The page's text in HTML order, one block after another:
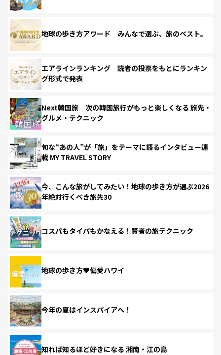
地球の歩き方アワード みんなで選ぶ、旅のベスト。
エアラインランキング 読者の投票をもとにランキン
グ形式で発表
Next韓国旅 次の韓国旅行がもっと楽しくなる 旅先・
グルメ・テクニック
旬な“あの人”が「旅」をテーマに語るインタビュー連
載 MY TRAVEL STORY
今、こんな旅がしてみたい！地球の歩き方が選ぶ2026
年絶対行くべき旅先30
コスパもタイパもかなえる！賢者の旅テクニック
地球の歩き方♥偏愛ハワイ
今年の夏はインスパイアへ！
知れば知るほど好きになる 湘南・江の島